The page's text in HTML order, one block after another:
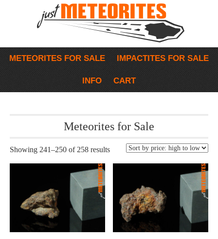
METEORITES FOR SALE IMPACTITES FOR SALE
INFO CART
Meteorites for Sale
Showing 241–250 of 258 results